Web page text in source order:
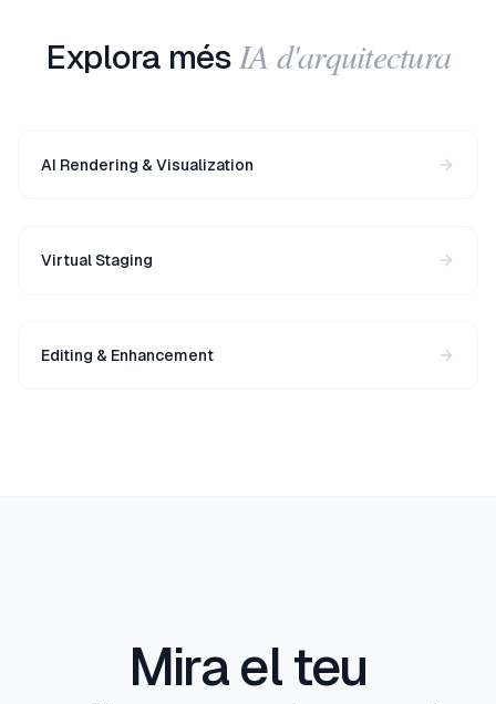
Explora més IA d'arquitectura
AI Rendering & Visualization
Virtual Staging
Editing & Enhancement
Mira el teu